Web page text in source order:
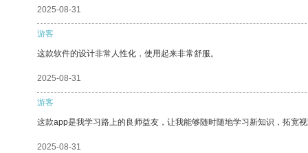
2025-08-31
游客
这款软件的设计非常人性化，使用起来非常舒服。
2025-08-31
游客
这款app是我学习路上的良师益友，让我能够随时随地学习新知识，拓宽
2025-08-31